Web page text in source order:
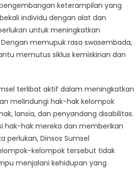
keterampilan yang
individu dengan alat dan
untuk meningkatkan
memupuk rasa swasembada,
memutus siklus kemiskinan dan
terlibat aktif dalam meningkatkan
melindungi hak-hak kelompok
lansia, dan penyandang disabilitas.
hak-hak mereka dan memberikan
perlukan, Dinsos Sumsel
kelompok tersebut tidak
menjalani kehidupan yang